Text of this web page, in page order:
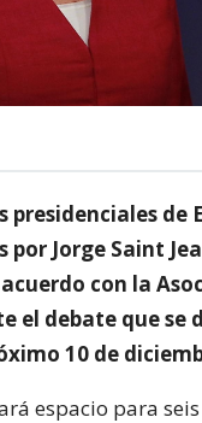
presidenciales
por Jorge Saint
con la
el debate que se
10 de
espacio para